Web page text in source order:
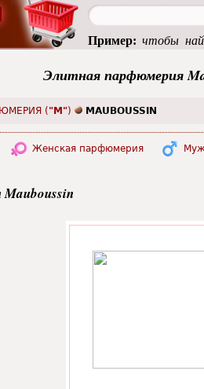
Элитная парфюмерия
( "M") MAUBOUSSIN
Женская парфюмерия
Пример: чтобы